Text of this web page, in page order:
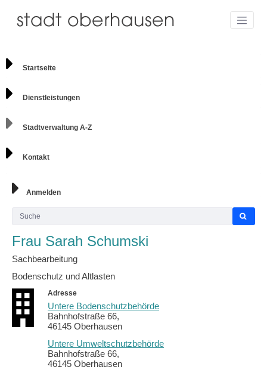
Startseite
Dienstleistungen
Stadtverwaltung A-Z
Kontakt
Anmelden
Frau Sarah Schumski
Sachbearbeitung
Bodenschutz und Altlasten
Adresse
Untere Bodenschutzbehörde
Bahnhofstraße 66,
46145 Oberhausen
Untere Umweltschutzbehörde
Bahnhofstraße 66,
46145 Oberhausen